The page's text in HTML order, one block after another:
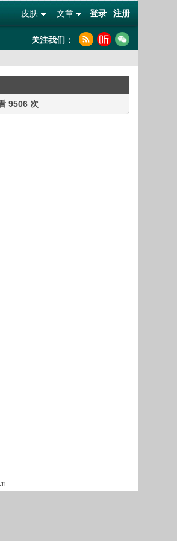
登录 注册
文章
皮肤
关注我们：
9506 次